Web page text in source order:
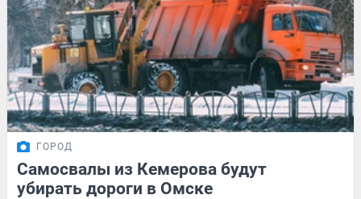
ГОРОД
Самосвалы из Кемерова будут
убирать дороги в Омске